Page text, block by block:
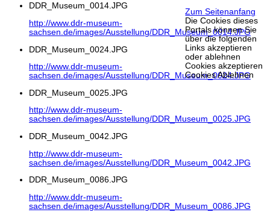
DDR_Museum_0014.JPG
http://www.ddr-museum-
sachsen.de/images/Ausstellung/DDR_Museum_0014.JPG
DDR_Museum_0024.JPG
http://www.ddr-museum-
sachsen.de/images/Ausstellung/DDR_Museum_0024.JPG
DDR_Museum_0025.JPG
http://www.ddr-museum-
sachsen.de/images/Ausstellung/DDR_Museum_0025.JPG
DDR_Museum_0042.JPG
http://www.ddr-museum-
sachsen.de/images/Ausstellung/DDR_Museum_0042.JPG
DDR_Museum_0086.JPG
http://www.ddr-museum-
sachsen.de/images/Ausstellung/DDR_Museum_0086.JPG
Zum Seitenanfang
Die Cookies dieses
Portals können Sie
über die folgenden
Links akzeptieren
oder ablehnen
Cookies akzeptieren
Cookies Ablehnen